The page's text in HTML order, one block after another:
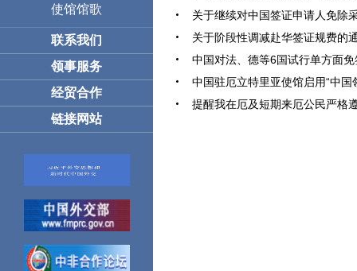
使馆馆歌
联系我们
领事服务
经贸合作
链接网站
关于继续对中国签证申请人免除
关于阶段性调减赴华签证规费的
中国对法、德等6国试行单方面
中国驻厄立特里亚使馆启用“中
提醒我在厄及短期来厄公民严格